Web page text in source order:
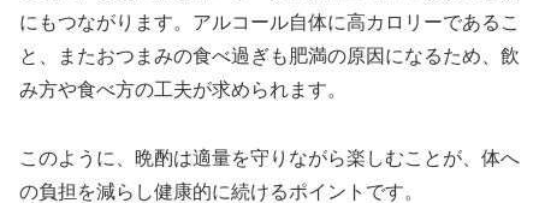
にもつながります。アルコール自体に高カロリーであるこ
と、またおつまみの食べ過ぎも肥満の原因になるため、飲
み方や食べ方の工夫が求められます。
このように、晩酌は適量を守りながら楽しむことが、体へ
の負担を減らし健康的に続けるポイントです。